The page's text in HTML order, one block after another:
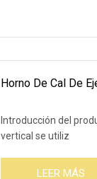
Horno De Cal De
Introducción del
vertical se utiliz
LEER MÁS